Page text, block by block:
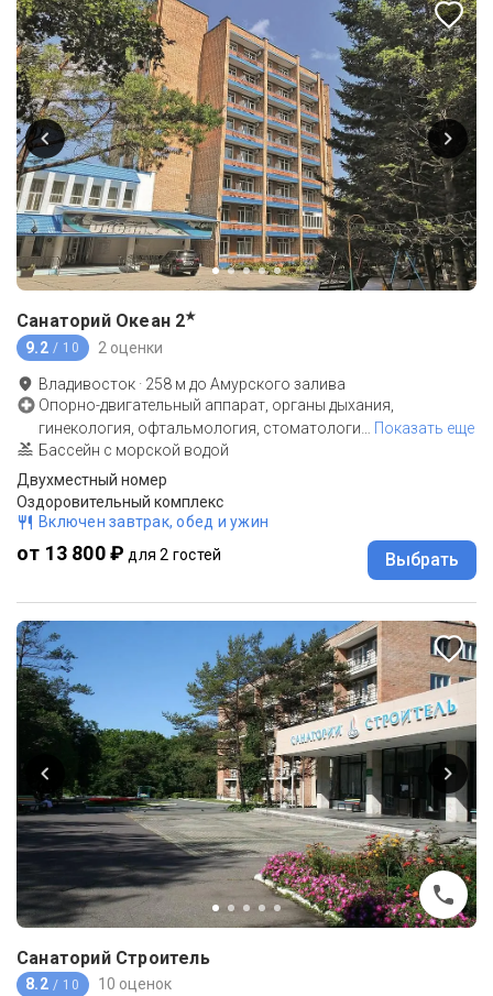
Санаторий Океан 2★
9.2 / 10 2 оценки
Владивосток · 258 м до Амурского залива
Опорно-двигательный аппарат, органы дыхания,
гинекология, офтальмология, стоматологи
Показать еще
Бассейн с морской водой
Двухместный номер
Оздоровительный комплекс
Включен завтрак, обед и ужин
от 13 800 ₽ для 2 гостей Выбрать
Санаторий Строитель
8.2 / 10 10 оценок